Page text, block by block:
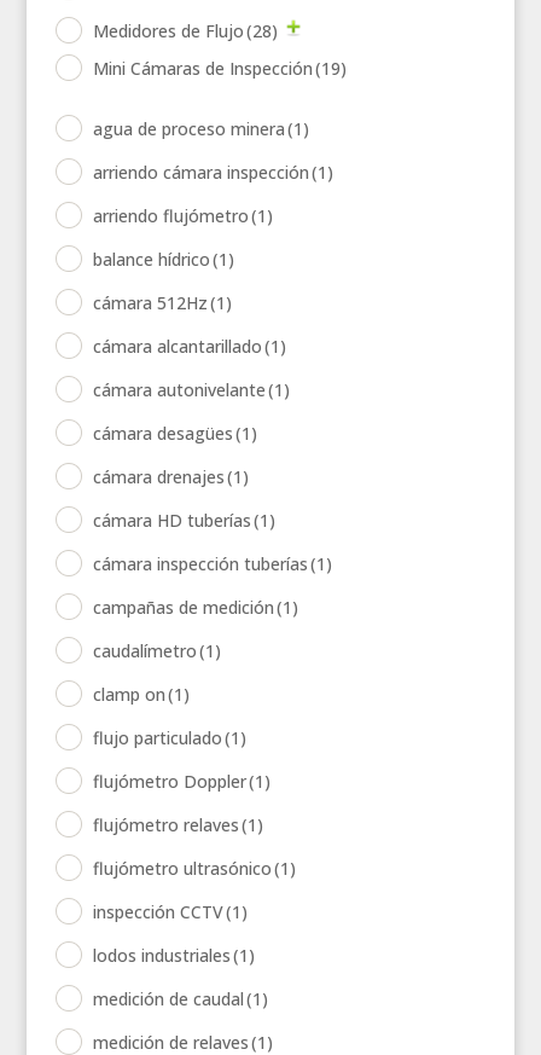
Medidores de Flujo(28)
Mini Cámaras de Inspección(19)
agua de proceso minera(1)
arriendo cámara inspección(1)
arriendo flujómetro(1)
balance hídrico(1)
cámara 512Hz(1)
cámara alcantarillado(1)
cámara autonivelante(1)
cámara desagües(1)
cámara drenajes(1)
cámara HD tuberías(1)
cámara inspección tuberías(1)
campañas de medición(1)
caudalímetro(1)
clamp on(1)
flujo particulado(1)
flujómetro Doppler(1)
flujómetro relaves(1)
flujómetro ultrasónico(1)
inspección CCTV(1)
lodos industriales(1)
medición de caudal(1)
medición de relaves(1)